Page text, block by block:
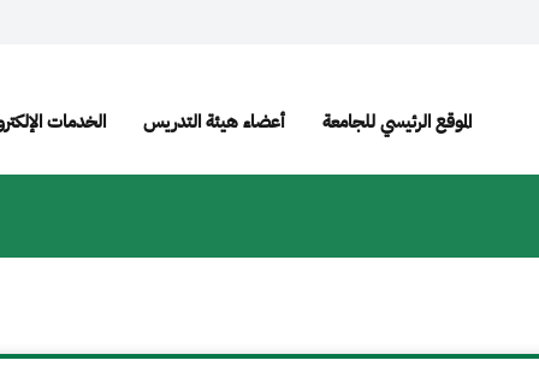
الموقع الرئيسي للجامعة أعضاء هيئة التدريس الخدمات